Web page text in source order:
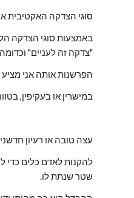
סוגי הצדקה האקטיבית
"צדקה זה לעניים"
הפרשנות אותה אני
במישרין או בעקיפין,
עצה טובה או רעיון
שטר שנתת לו.